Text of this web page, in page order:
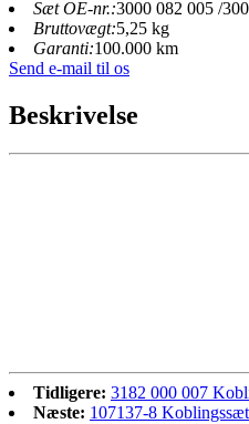
Sæt OE-nr.:3000 082 005 /
Bruttovægt:5,25 kg
Garanti:100.000 km
Send e-mail til os
Beskrivelse
Tidligere: 3182 000 007
Næste: 107137-8